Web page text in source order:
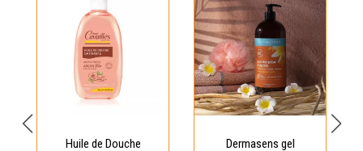
Huile de Douche
Dermasens gel